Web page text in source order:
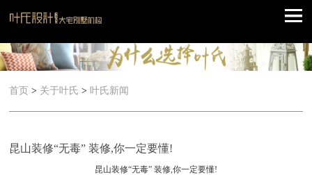
首页 > 关于叶氏 > 叶氏新闻
昆山装修“无毒” 装修,你一定要懂!
昆山装修“无毒” 装修,你一定要懂!